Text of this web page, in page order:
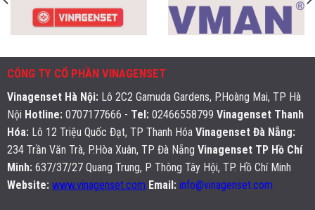
CÔNG TY CỔ PHẦN VINAGENSET
Vinagenset Hà Nội: Lô 2C2 Gamuda Gardens, P.Hoàng Mai, TP Hà
Nội Hotline: 0707177666 - Tel:02466558799 Vinagenset Thanh
Hóa: Lô 12 Triệu Quốc Đạt, TP Thanh Hóa Vinagenset Đà Nẵng:
234 Trần Văn Trà, P.Hòa Xuân, TP Đà Nẵng Vinagenset TP Hồ Chí
Minh: 637/37/27 Quang Trung, P Thông Tây Hội, TP. Hồ Chí Minh
Website: www.vinagenset.com Email: info@vinagenset.com